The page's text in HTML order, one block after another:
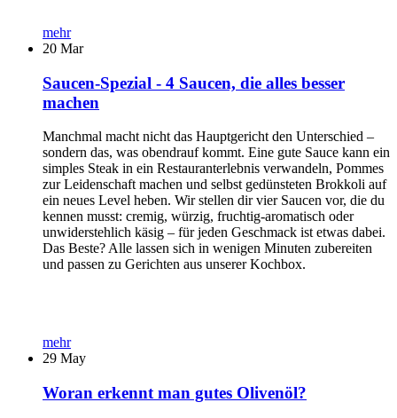
mehr
20 Mar
Saucen-Spezial - 4 Saucen, die alles besser
machen
Manchmal macht nicht das Hauptgericht den Unterschied –
sondern das, was obendrauf kommt. Eine gute Sauce kann ein
simples Steak in ein Restauranterlebnis verwandeln, Pommes
zur Leidenschaft machen und selbst gedünsteten Brokkoli auf
ein neues Level heben. Wir stellen dir vier Saucen vor, die du
kennen musst: cremig, würzig, fruchtig-aromatisch oder
unwiderstehlich käsig – für jeden Geschmack ist etwas dabei.
Das Beste? Alle lassen sich in wenigen Minuten zubereiten
und passen zu Gerichten aus unserer Kochbox.
mehr
29 May
Woran erkennt man gutes Olivenöl?